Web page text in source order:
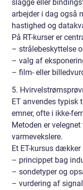
slagge eller
arbejder i dag også
hastighed og
På RT-kurser er
– strålebeskyttelse
– valg af
– film- eller
5.
ET anvendes
emner, ofte i ikke-
Metoden er
varmevekslere.
Et ET-kursus dækker
– princippet bag
– sondetyper og
– vurdering af